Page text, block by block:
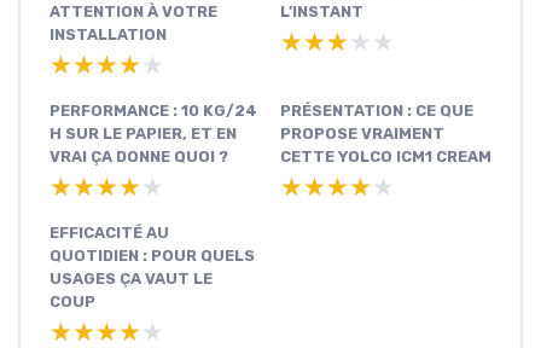
ATTENTION À VOTRE
INSTALLATION
★★★★★
★★★★★
L’INSTANT
★★★★★
★★★★★
PERFORMANCE : 10 KG/24
H SUR LE PAPIER, ET EN
VRAI ÇA DONNE QUOI ?
★★★★★
★★★★★
PRÉSENTATION : CE QUE
PROPOSE VRAIMENT
CETTE YOLCO ICM1 CREAM
★★★★★
★★★★★
EFFICACITÉ AU
QUOTIDIEN : POUR QUELS
USAGES ÇA VAUT LE
COUP
★★★★★
★★★★★